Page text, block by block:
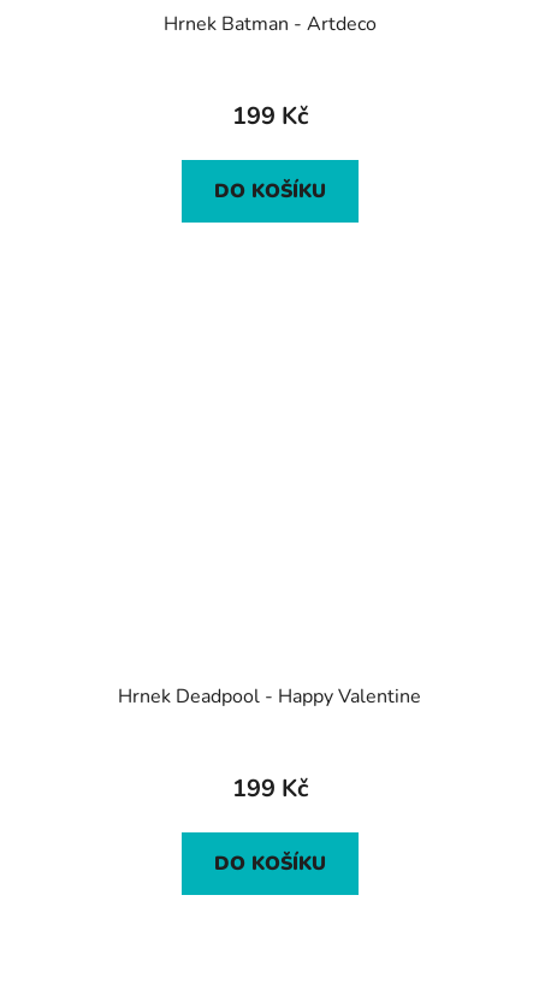
Hrnek Batman - Artdeco
199 Kč
DO KOŠÍKU
Hrnek Deadpool - Happy Valentine
199 Kč
DO KOŠÍKU